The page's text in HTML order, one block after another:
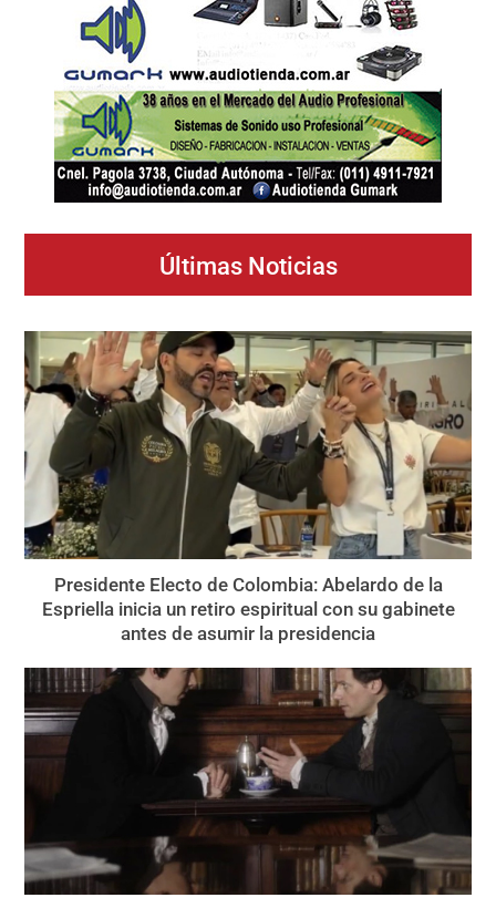
Últimas Noticias
Presidente Electo de Colombia: Abelardo de la
Espriella inicia un retiro espiritual con su gabinete
antes de asumir la presidencia